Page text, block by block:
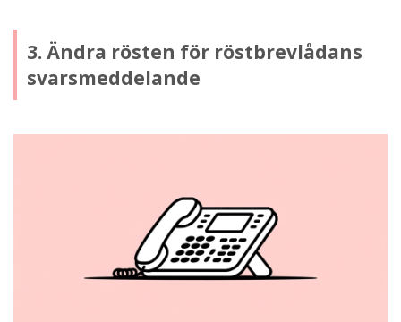
3. Ändra rösten för röstbrevlådans
svarsmeddelande